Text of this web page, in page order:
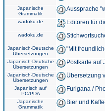
Japanische
Grammatik
Aussprache
wadoku.de Editoren für
wadoku.de
Japanisch-Deutsche
Übersetzungen
"Mit
Japanisch-Deutsche
Übersetzungen
Postkarte auf
Japanisch-Deutsche
Übersetzungen
Übersetzung
Japanisch auf
PC/PDA
Furigana /
Japanische
Grammatik
Bier und